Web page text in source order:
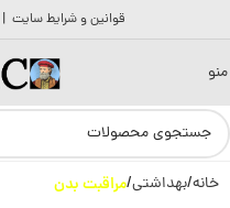
قوانین و شرایط سایت |
منو
خانه بهداشتی مراقبت بدن